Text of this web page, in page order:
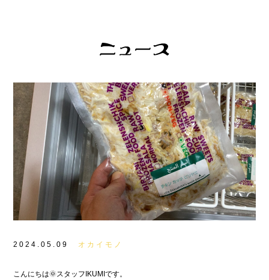
2024.05.09 オカイモノ
こんにちは🌞スタッフIKUMIです。